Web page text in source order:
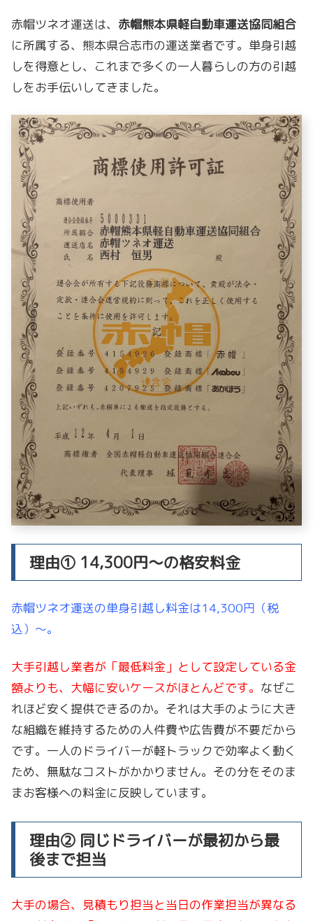
赤帽ツネオ運送は、 赤帽熊本県軽自動車運送協同組合
に所属する、熊本県合志市の運送業者です。単身引越
しを得意とし、これまで多くの一人暮らしの方の引越
しをお手伝いしてきました。
理由① 14,300円〜の格安料金
赤帽ツネオ運送の単身引越し料金は14,300円（税
込）〜。
大手引越し業者が「最低料金」として設定している金
額よりも、大幅に安いケースがほとんどです。 なぜこ
れほど安く提供できるのか。それは大手のように大き
な組織を維持するための人件費や広告費が不要だから
です。一人のドライバーが軽トラックで効率よく動く
ため、無駄なコストがかかりません。その分をそのま
まお客様への料金に反映しています。
理由② 同じドライバーが最初から最
後まで担当
大手の場合、見積もり担当と当日の作業担当が異なる